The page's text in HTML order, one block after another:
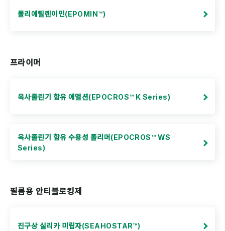
폴리에틸렌이민(EPOMIN™)
프라이머
옥사졸린기 함유 에멀션(EPOCROS™ K Series)
옥사졸린기 함유 수용성 폴리머(EPOCROS™ WS
Series)
필름용 안티블로킹제
진구상 실리카 미립자(SEAHOSTAR™)